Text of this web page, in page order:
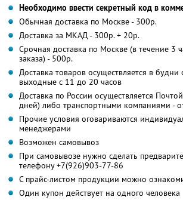
Необходимо ввести секретный код в
Обычная доставка по Москве - 300р.
Доставка за МКАД - 300р. + 20р.
Срочная доставка по Москве (в течение 3
заказа) - 500р.
Доставка товаров осуществляется в
выходные с 11 до 20 часов
Доставка по России осуществляется
дней) либо транспортными компаниями -
Прочие условия оговариваются
менеджерами
Возможен самовывоз
При самовывозе нужно сделать
телефону +7(926)903-77-86
С прайс-листом продукции можно
Один купон действует на одного человека